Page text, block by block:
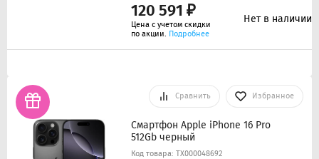
120 591 ₽
Цена с учетом скидки
по акции. Подробнее
Нет в наличии
Сравнить Избранное
Смартфон Apple iPhone 16 Pro
512Gb черный
Код товара: ТХ000048692